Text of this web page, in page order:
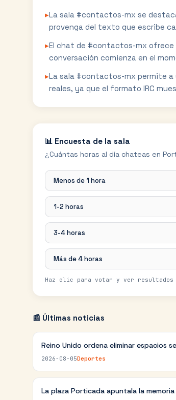
▸La sala #contactos-mx se
provenga del texto que escribe
▸El chat de #contactos-mx ofrece
conversación comienza en el
▸La sala #contactos-mx permite
reales, ya que el formato IRC
📊 Encuesta de la sala
¿Cuántas horas al día chateas en
Menos de 1 hora
1-2 horas
3-4 horas
Más de 4 horas
Haz clic para votar y ver resultados
📰 Últimas noticias
Reino Unido ordena eliminar espacios
2026-08-05Deportes
La plaza Porticada apuntala la